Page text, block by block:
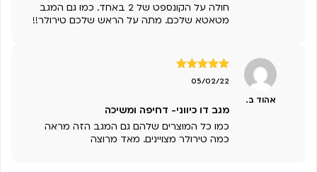
חולה על הקונספט של 2 באחד. כמו גם המגב
מטאטא שלכם. מתה על הראש שלכם טירולר!!
אהוד ב.
דורג5 מתוך05/02/22
מגב דו כיווני- דחיפה ומשיכה
כמו כל המוצרים שלהם גם המגב הזה מראה
כמה טירולר מצויינים. מאד מרוצה